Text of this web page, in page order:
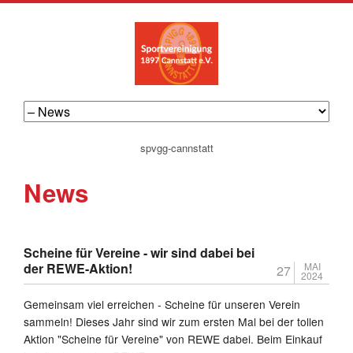
navigation
spvgg-cannstatt
News
Scheine für Vereine - wir sind dabei bei
der REWE-Aktion!
27 MAI
2024
Gemeinsam viel erreichen - Scheine für unseren Verein
sammeln! Dieses Jahr sind wir zum ersten Mal bei der tollen
Aktion "Scheine für Vereine" von REWE dabei. Beim Einkauf